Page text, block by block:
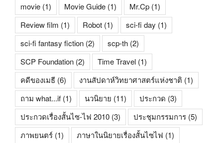
movie (1) Movie Guide (1) Mr.Cp (1)
Review film (1) Robot (1) sci-fi day (1)
sci-fi fantasy fiction (2) scp-th (2)
SCP Foundation (2) Time Travel (1)
คดีของเมธี (6) งานสัปดาห์วิทยาศาสตร์แห่งชาติ (1)
ถาม what...if (1) นวนิยาย (11) ประกวด (3)
ประกวดเรื่องสั้นไซ-ไฟ 2010 (3) ประชุมกรรมการ (5)
ภาพยนตร์ (1) ภาษาในนิยายเรื่องสั้นไซไฟ (1)